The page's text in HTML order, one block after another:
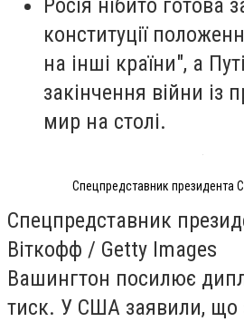
Росія нібито готова
конституції
на інші країни", а
закінчення війни із
мир на столі.
Спецпредставник президента
Спецпредставник
Віткофф / Getty Images
Вашингтон посилює
тиск. У США заявили, що